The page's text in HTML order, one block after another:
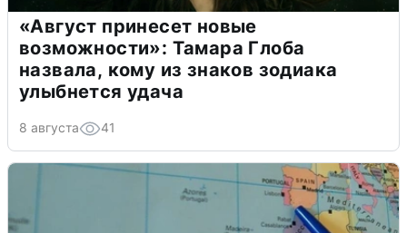
«Август принесет новые
возможности»: Тамара Глоба
назвала, кому из знаков зодиака
улыбнется удача
8 августа 41